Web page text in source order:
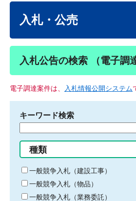
入札・公売
入札公告の検索 （電子調
電子調達案件は、 入札情報公開システム
キーワード検索
る
キ
ー
ワ
ー
種類
一般競争入札（建設工事）
一般競争入札（物品）
一般競争入札（業務委託）